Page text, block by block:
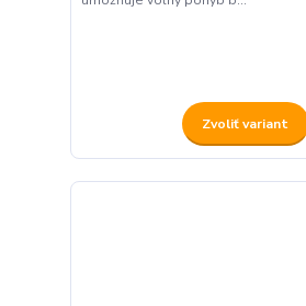
Zvoliť variant